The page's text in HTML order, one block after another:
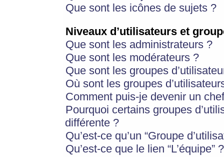
Que sont les icônes de sujets ?
Niveaux d’utilisateurs et
Que sont les administrateurs ?
Que sont les modérateurs ?
Que sont les groupes
Où sont les groupes
Comment puis-je devenir un
Pourquoi certains groupes
différente ?
Qu’est-ce qu’un “Groupe
Qu’est-ce que le lien “L’équipe” ?